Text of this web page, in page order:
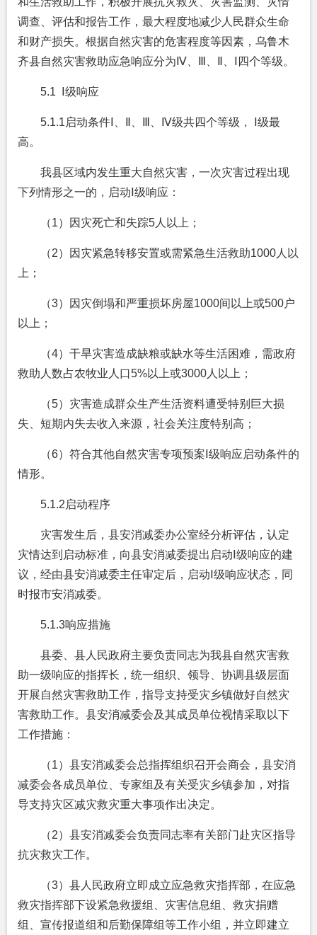
调查、评估和报告工作，最大程度地减少人民群众生命
和财产损失。根据自然灾害的危害程度等因素，乌鲁木
齐县自然灾害救助应急响应分为 Ⅳ 四个等级。
5.1 Ⅰ级响应
5.1.1 启动条件Ⅰ、Ⅱ、Ⅲ、Ⅳ级共四个等级， Ⅰ级最
高。
我县区域内发生重大自然灾害，一次灾害过程出现
下列情形之一的，启动Ⅰ级响应：
（1）因灾死亡和失踪5人以上；
（2）因灾紧急转移安置或需紧急生活救助1000人以
上；
（3）因灾倒塌和严重损坏房屋1000间以上或500户
以上；
（4）干旱灾害造成缺粮或缺水等生活困难，需政府
救助人数占农牧业人口5%以上或3000人以上；
（5）灾害造成群众生产生活资料遭受特别巨大损
失、短期内失去收入来源，社会关注度特别高；
（6）符合其他自然灾害专项预案 级响应启动条件的
情形。
5.1.2 启动程序
灾害发生后，县安消减委办公室经分析评估，认定
灾情达到启动标准，向县安消减委提出启动Ⅰ级响应的建
议，经由县安消减委主任审定后，启动Ⅰ级响应状态，同
时报市安消减委。
5.1.3响应措施
县委、县人民政府主要负责同志为我县自然灾害救
助一级响应的指挥长，统一组织、领导、协调县级层面
开展自然灾害救助工作，指导支持受灾乡镇做好自然灾
害救助工作。县安消减委会及其成员单位视情采取以下
工作措施：
（1）县安消减委会总指挥组织召开会商会，县安消
减委会各成员单位、专家组及有关受灾乡镇参加，对指
导支持灾区减灾救灾重大事项作出决定。
（2）县安消减委会负责同志率有关部门赴灾区指导
抗灾救灾工作。
（3）县人民政府立即成立应急救灾指挥部，在应急
救灾指挥部下设紧急救援组、灾害信息组、救灾捐赠
组、宣传报道组和后勤保障组等工作小组，并立即建立